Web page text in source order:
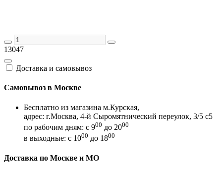
13047
Доставка и самовывоз
Самовывоз в Москве
Бесплатно из магазина м.Курская,
адрес: г.Москва, 4-й Сыромятнический переулок, 3/5 с5
по рабочим дням: с 900 до 2000
в выходные: с 1000 до 1800
Доставка по Москве и МО